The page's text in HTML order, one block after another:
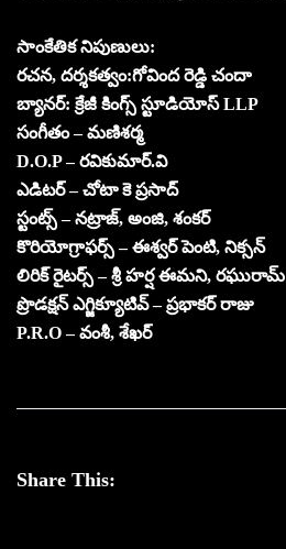
సాంకేతిక నిపుణులు:
రచన, దర్శకత్వం:గోవింద రెడ్డి చందా
బ్యానర్: క్రేజీ కింగ్స్ స్టూడియోస్ LLP
సంగీతం – మణిశర్మ
D.O.P – రవికుమార్.వి
ఎడిటర్ – చోటా కె ప్రసాద్
స్టంట్స్ – నట్రాజ్, అంజి, శంకర్
కొరియోగ్రాఫర్స్ – ఈశ్వర్ పెంటి, నిక్సన్
లిరిక్ రైటర్స్ – శ్రీ హర్ష ఈమని, రఘురామ్
ప్రొడక్షన్ ఎగ్జిక్యూటివ్ – ప్రభాకర్ రాజు
P.R.O – వంశీ, శేఖర్
Share This: